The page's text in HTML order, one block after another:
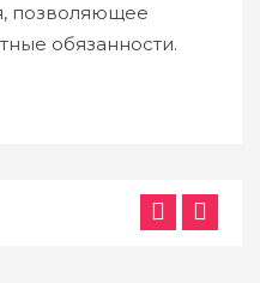
позволяющее
обязанности.